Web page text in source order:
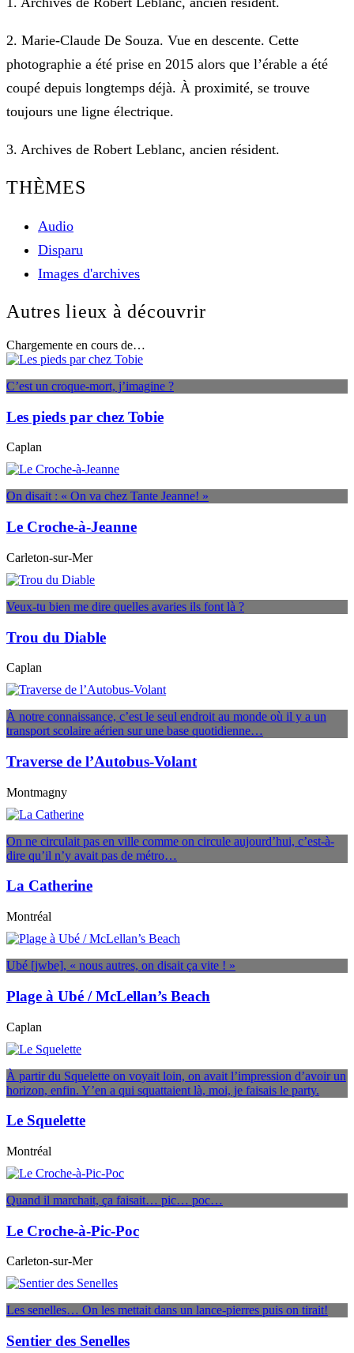
2. Marie-Claude De Souza. Vue en descente. Cette
photographie a été prise en 2015 alors que l’érable a été
coupé depuis longtemps déjà. À proximité, se trouve
toujours une ligne électrique.
3. Archives de Robert Leblanc, ancien résident.
THÈMES
Audio
Disparu
Images d'archives
Autres lieux à découvrir
Chargemente en cours de…
C’est un croque-mort, j’imagine ?
Les pieds par chez Tobie
Caplan
On disait : « On va chez Tante Jeanne! »
Le Croche-à-Jeanne
Carleton-sur-Mer
Veux-tu bien me dire quelles avaries ils font là ?
Trou du Diable
Caplan
À notre connaissance, c’est le seul endroit au monde où il y a un
transport scolaire aérien sur une base quotidienne…
Traverse de l’Autobus-Volant
Montmagny
On ne circulait pas en ville comme on circule aujourd’hui, c’est-à-
dire qu’il n’y avait pas de métro…
La Catherine
Montréal
Ubé [jwbe], « nous autres, on disait ça vite ! »
Plage à Ubé / McLellan’s Beach
Caplan
À partir du Squelette on voyait loin, on avait l’impression d’avoir un
horizon, enfin. Y’en a qui squattaient là, moi, je faisais le party.
Le Squelette
Montréal
Quand il marchait, ça faisait… pic… poc…
Le Croche-à-Pic-Poc
Carleton-sur-Mer
Les senelles… On les mettait dans un lance-pierres puis on tirait!
Sentier des Senelles